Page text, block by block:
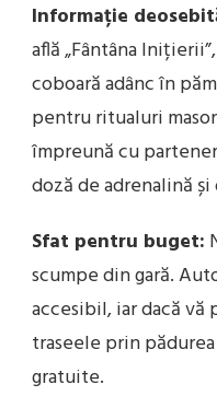
Informație
află „Fântâna
coboară adânc în
pentru ritualuri
împreună cu
doză de adrenalină
Sfat pentru buget:
scumpe din gară.
accesibil, iar dacă vă
traseele prin
gratuite.